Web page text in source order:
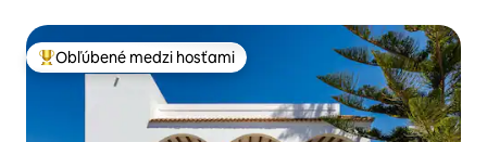
Najobľúbenejšie medzi hosťami
Obľúbené medzi hosťami